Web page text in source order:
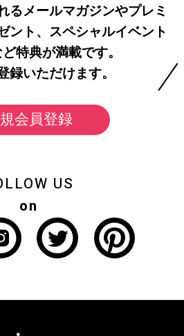
るメールマガジンやプレミ
ント、スペシャルイベント
特典が満載です。
録いただけます。
会員登録
US
on